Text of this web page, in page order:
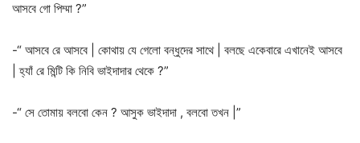
আসবে গো পিম্মা ?”
-“ আসবে রে আসবে | কোথায় যে গেলো বন্ধুদের সাথে | বলছে একেবারে এখানেই আসবে
| হ্যাঁ রে মিন্টি কি নিবি ভাইদাদার থেকে ?”
-“ সে তোমায় বলবো কেন ? আসুক ভাইদাদা , বলবো তখন |”